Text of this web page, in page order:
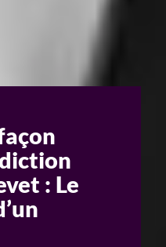
: Le